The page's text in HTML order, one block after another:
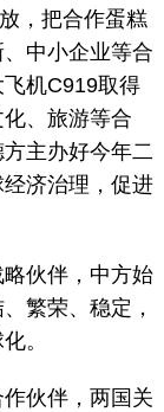
，把合作蛋糕
中小企业等合
机C919取得
、旅游等合
主办好今年二
济治理，促进
伙伴，中方始
繁荣、稳定，
。
伙伴，两国关